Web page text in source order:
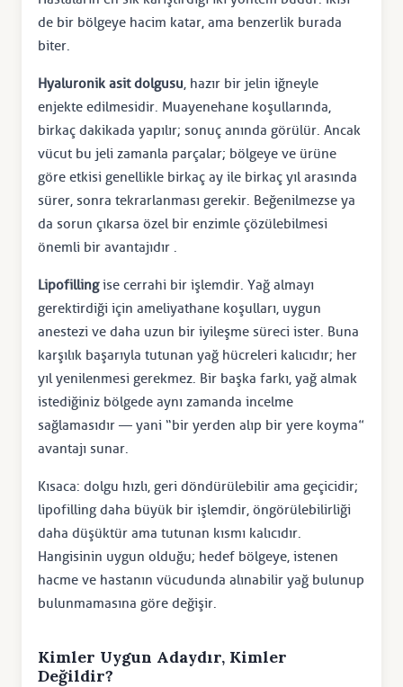
de bir bölgeye hacim katar, ama benzerlik burada
biter.
Hyaluronik asit dolgusu, hazır bir jelin iğneyle
enjekte edilmesidir. Muayenehane koşullarında,
birkaç dakikada yapılır; sonuç anında görülür. Ancak
vücut bu jeli zamanla parçalar; bölgeye ve ürüne
göre etkisi genellikle birkaç ay ile birkaç yıl arasında
sürer, sonra tekrarlanması gerekir. Beğenilmezse ya
da sorun çıkarsa özel bir enzimle çözülebilmesi
önemli bir avantajıdır .
Lipofillingise cerrahi bir işlemdir. Yağ almayı
gerektirdiği için ameliyathane koşulları, uygun
anestezi ve daha uzun bir iyileşme süreci ister. Buna
karşılık başarıyla tutunan yağ hücreleri kalıcıdır; her
yıl yenilenmesi gerekmez. Bir başka farkı, yağ almak
istediğiniz bölgede aynı zamanda incelme
sağlamasıdır — yani “bir yerden alıp bir yere koyma”
avantajı sunar.
Kısaca: dolgu hızlı, geri döndürülebilir ama geçicidir;
lipofilling daha büyük bir işlemdir, öngörülebilirliği
daha düşüktür ama tutunan kısmı kalıcıdır.
Hangisinin uygun olduğu; hedef bölgeye, istenen
hacme ve hastanın vücudunda alınabilir yağ bulunup
bulunmamasına göre değişir.
Kimler Uygun Adaydır, Kimler
Değildir?